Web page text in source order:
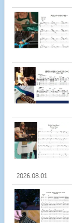
2026.08.01